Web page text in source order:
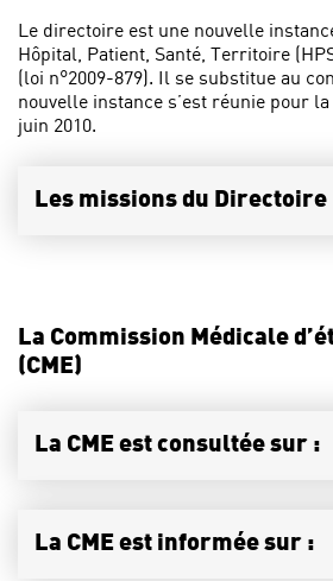
Le directoire est une nouvelle
Hôpital, Patient, Santé, Territoire
(loi n°2009-879). Il se substitue au
nouvelle instance s’est réunie pour
juin 2010.
Les missions du Directoire
La Commission Médicale
(CME)
La CME est consultée sur :
La CME est informée sur :